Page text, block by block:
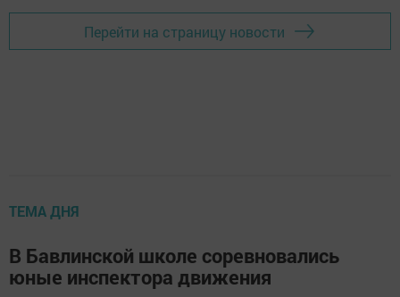
Перейти на страницу новости
ТЕМА ДНЯ
В Бавлинской школе соревновались
юные инспектора движения